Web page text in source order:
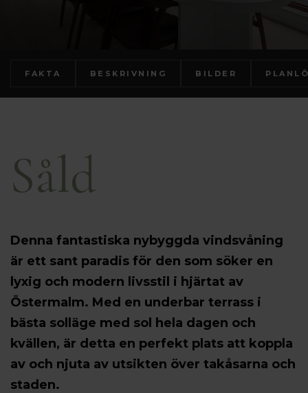
FAKTA BESKRIVNING BILDER
Såld
Denna fantastiska nybyggda vindsvåning
är ett sant paradis för den som söker en
lyxig och modern livsstil i hjärtat av
Östermalm. Med en underbar terrass i
bästa solläge med sol hela dagen och
kvällen, är detta en perfekt plats att koppla
av och njuta av utsikten över takåsarna och
staden.